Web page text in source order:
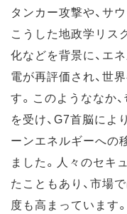
タンカー攻撃や、サ
こうした地政学リス
化などを背景に、エ
電が再評価され、世
す。このようななか
を受け、G7首脳によ
ーンエネルギーへの
ました。人々のセキ
たこともあり、市場
度も高まっています。